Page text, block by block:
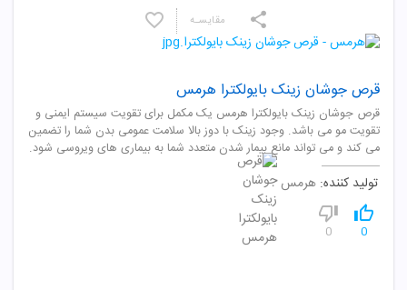
قرص جوشان زینک بایولکترا هرمس
قرص جوشان زینک بایولکترا هرمس یک مکمل برای تقویت سیستم ایمنی و
تقویت مو می باشد. وجود زینک با دوز بالا سلامت عمومی بدن شما را تضمین
می کند و می تواند مانع بیمار شدن متعدد شما به بیماری های ویروسی شود.
تولید کننده: هرمس
0
0
مقایسـه